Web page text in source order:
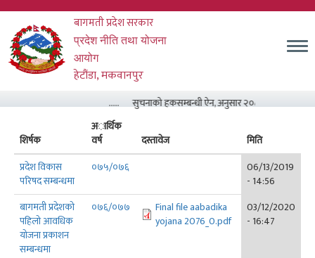
Skip
main
content
बागमती प्रदेश सरकार
प्रदेश नीति तथा योजना
आयोग
हेटौंडा, मकवानपुर
..... सुचनाको हकसम्बन्धी ऐन, अनुसार २०८३ असार मसान्त
शिर्षक
अार्थिक
वर्ष
दस्तावेज
मिति
प्रदेश विकास
परिषद सम्बन्धमा
०७५/०७६
06/13/2019
- 14:56
बागमती प्रदेशको
पहिलो आवधिक
योजना प्रकाशन
सम्बन्धमा
०७६/०७७
Final file aabadika
yojana 2076_0.pdf
03/12/2020
- 16:47